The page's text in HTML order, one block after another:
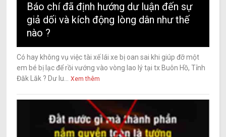
Báo chí đã định hướng dư luận đến sự
giả dối và kích động lòng dân như thế
nào ?
Có hay không vụ việc tài xế lái xe bị oan sai khi giúp đỡ một
em bé bị lạc để rồi vướng vào vòng lao lý tại tx Buôn Hồ, Tỉnh
Đăk Lăk ? Dư lu...
Xem thêm